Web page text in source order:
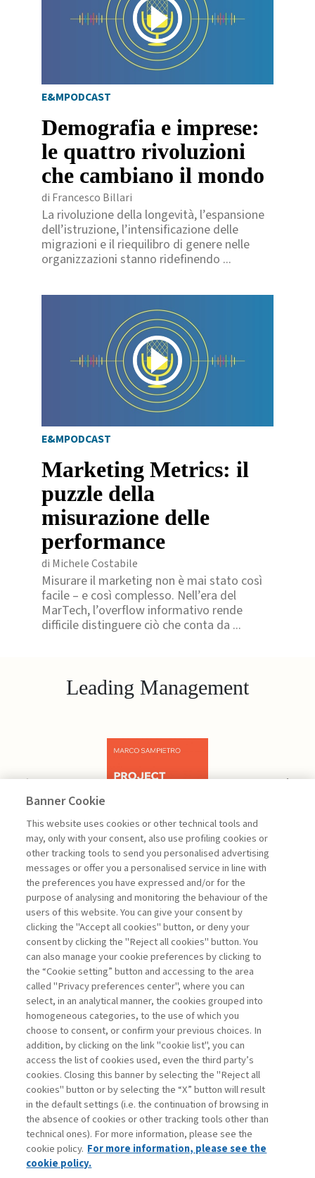
E&MPODCAST
Demografia e imprese:
le quattro rivoluzioni
che cambiano il mondo
di Francesco Billari
La rivoluzione della longevità, l’espansione
dell’istruzione, l’intensificazione delle
migrazioni e il riequilibro di genere nelle
organizzazioni stanno ridefinendo ...
E&MPODCAST
Marketing Metrics: il
puzzle della
misurazione delle
performance
di Michele Costabile
Misurare il marketing non è mai stato così
facile – e così complesso. Nell’era del
MarTech, l’overflow informativo rende
difficile distinguere ciò che conta da ...
Leading Management
Previous
Sampietro Marco
Project
Management -
III edizione
ARCHIVIO
Contatti
Abbonamenti
Archivio rubriche
Privacy
Banner Cookie
This website uses cookies or other technical tools and
may, only with your consent, also use profiling cookies or
other tracking tools to send you personalised advertising
messages or offer you a personalised service in line with
the preferences you have expressed and/or for the
purpose of analysing and monitoring the behaviour of the
users of this website. You can give your consent by
clicking the "Accept all cookies" button, or deny your
consent by clicking the "Reject all cookies" button. You
can also manage your cookie preferences by clicking to
the “Cookie setting” button and accessing to the area
called "Privacy preferences center", where you can
select, in an analytical manner, the cookies grouped into
homogeneous categories, to the use of which you
choose to consent, or confirm your previous choices. In
addition, by clicking on the link "cookie list", you can
access the list of cookies used, even the third party’s
cookies. Closing this banner by selecting the "Reject all
cookies" button or by selecting the “X” button will result
in the default settings (i.e. the continuation of browsing in
the absence of cookies or other tracking tools other than
technical ones). For more information, please see the
cookie policy. For more information, please see the
cookie policy.